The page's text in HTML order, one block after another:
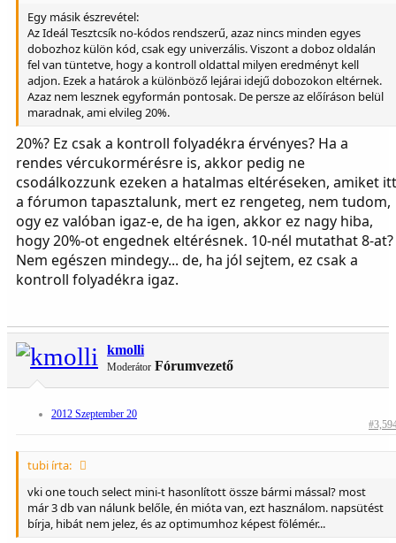
Egy másik észrevétel:
Az Ideál Tesztcsík no-kódos rendszerű, azaz nincs minden egyes
dobozhoz külön kód, csak egy univerzális. Viszont a doboz oldalán
fel van tüntetve, hogy a kontroll oldattal milyen eredményt kell
adjon. Ezek a határok a különböző lejárai idejű dobozokon eltérnek.
Azaz nem lesznek egyformán pontosak. De persze az előíráson belül
maradnak, ami elvileg 20%.
20%? Ez csak a kontroll folyadékra érvényes? Ha a
rendes vércukormérésre is, akkor pedig ne
csodálkozzunk ezeken a hatalmas eltéréseken, amiket itt
a fórumon tapasztalunk, mert ez rengeteg, nem tudom,
ogy ez valóban igaz-e, de ha igen, akkor ez nagy hiba,
hogy 20%-ot engednek eltérésnek. 10-nél mutathat 8-at?
Nem egészen mindegy... de, ha jól sejtem, ez csak a
kontroll folyadékra igaz.
kmolli
Moderátor Fórumvezető
2012 Szeptember 20
tubi írta:
vki one touch select mini-t hasonlított össze bármi mással? most
már 3 db van nálunk belőle, én mióta van, ezt használom. napsütést
bírja, hibát nem jelez, és az optimumhoz képest fölémér...